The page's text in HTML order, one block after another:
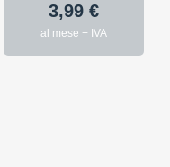
3,99 €
al mese + IVA